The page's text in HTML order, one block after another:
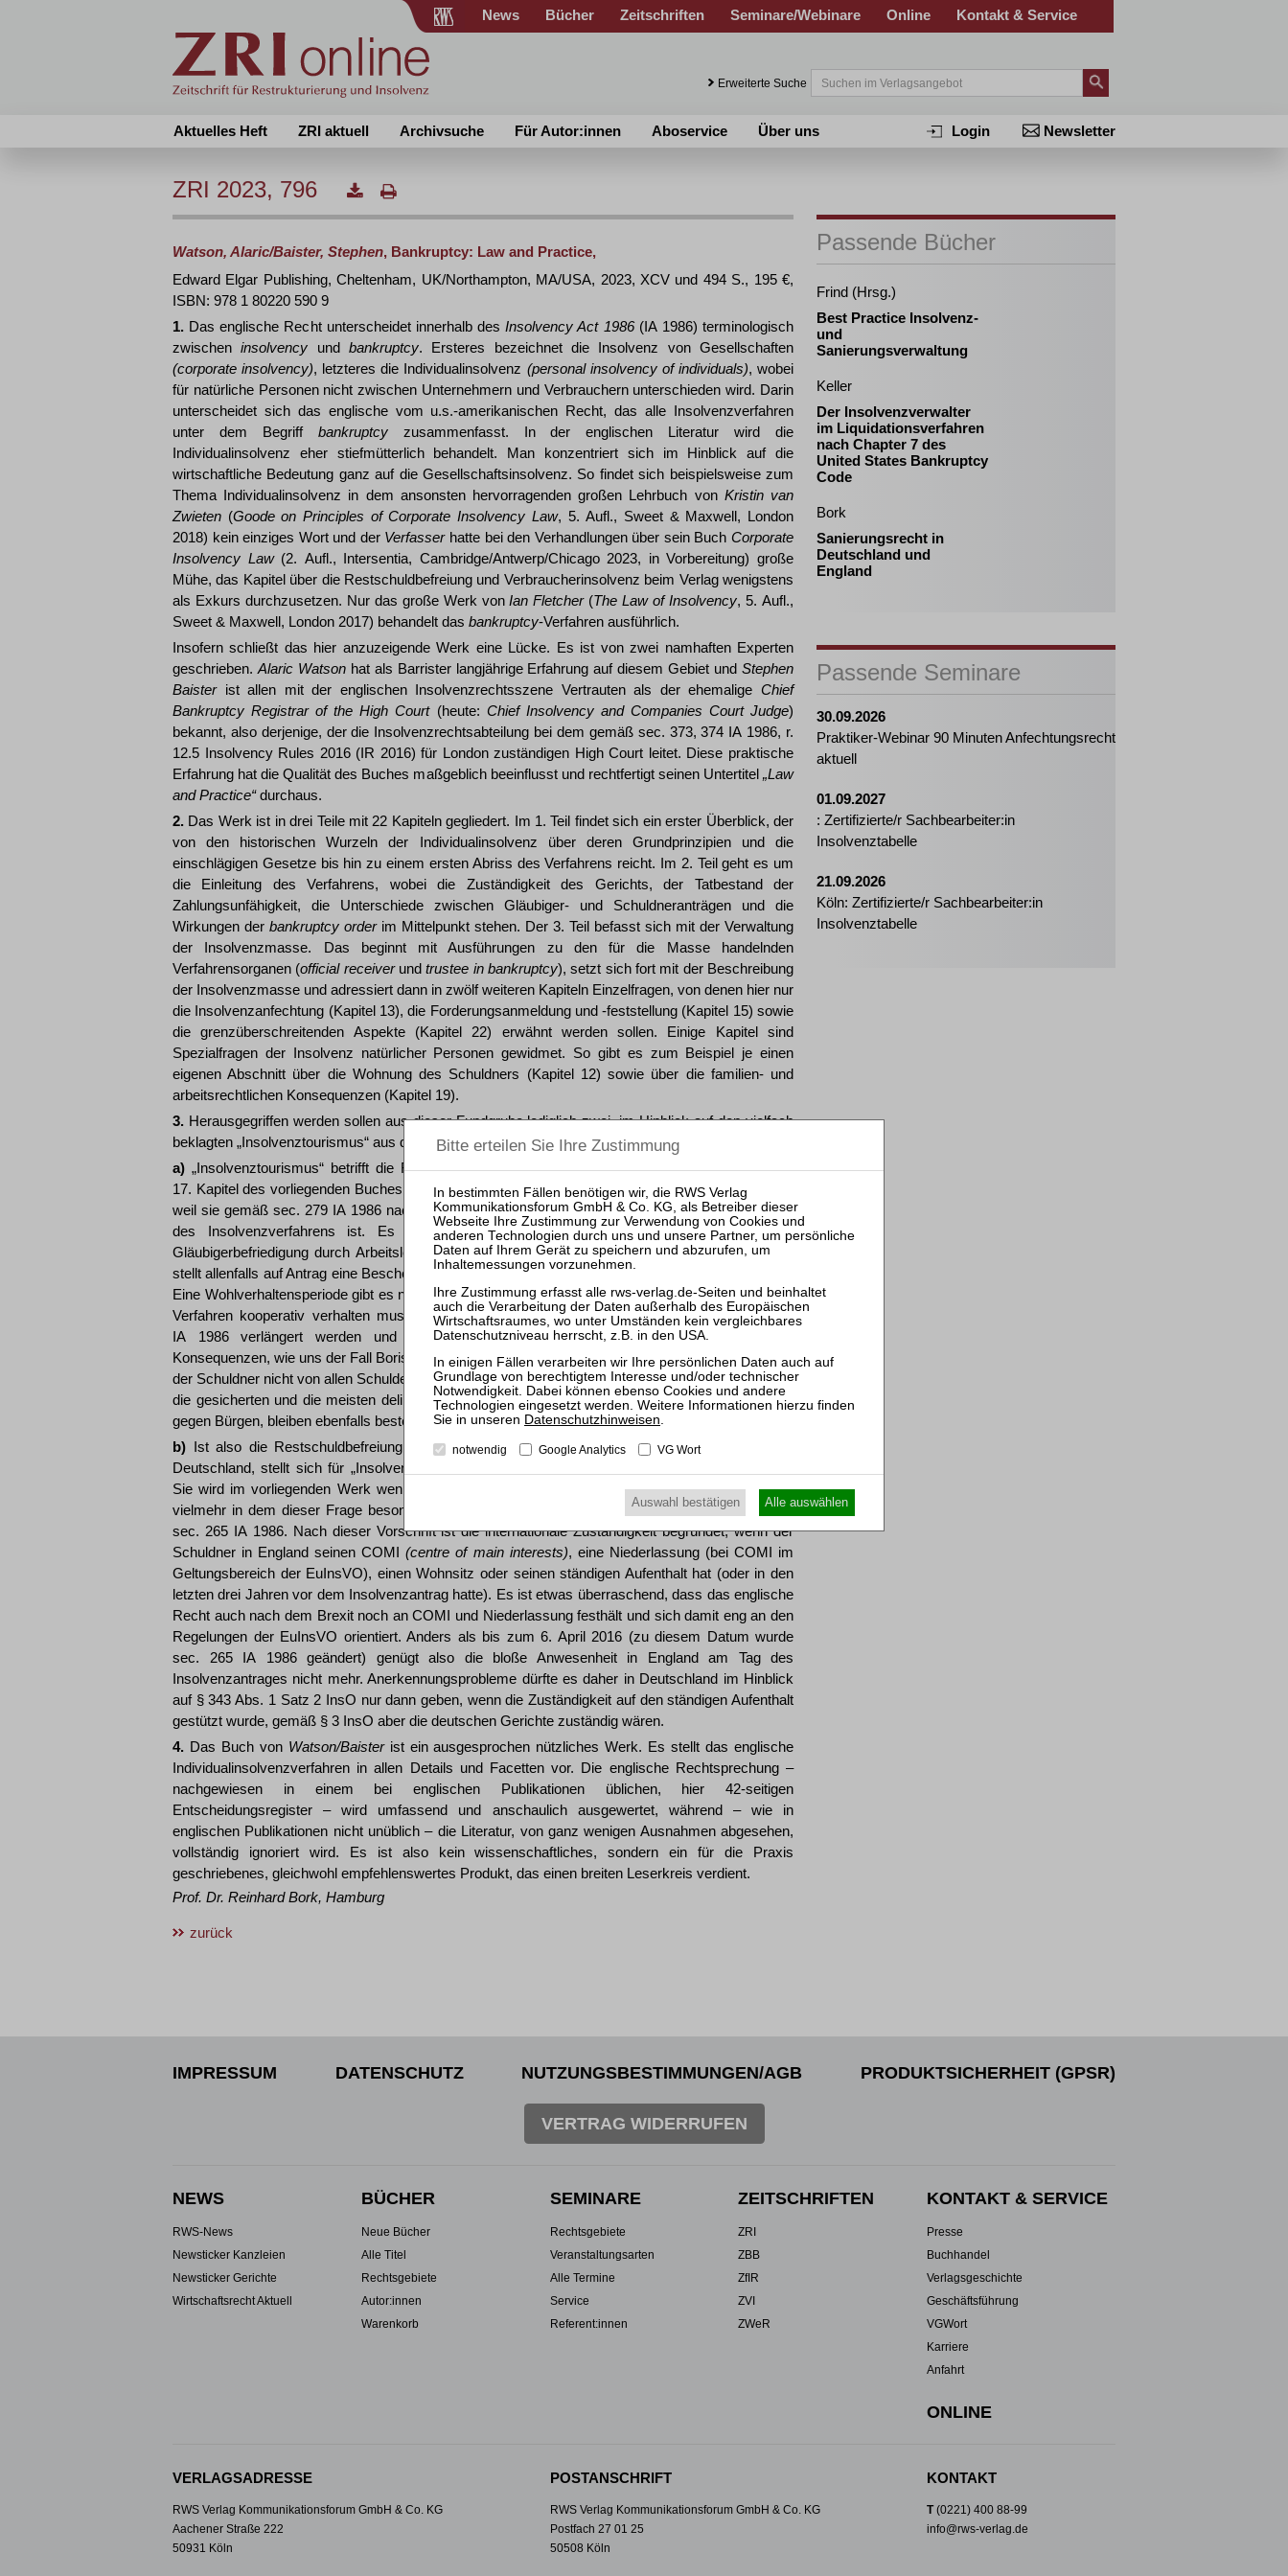
News Bücher Zeitschriften Seminare/Webinare Online Kontakt & Service
Erweiterte Suche
Aktuelles Heft ZRI aktuell Archivsuche Für Autor:innen Aboservice Über uns Newsletter
Login
ZRI 2023, 796
Watson, Alaric/Baister, Stephen, Bankruptcy: Law and Practice,
Edward Elgar Publishing, Cheltenham, UK/Northampton, MA/USA, 2023, XCV und 494 S., 195 €,
ISBN: 978 1 80220 590 9
1. Das englische Recht unterscheidet innerhalb desInsolvency Act 1986(IA 1986) terminologisch
zwischeninsolvency undbankruptcy. Ersteres bezeichnet die Insolvenz von Gesellschaften
(corporate insolvency), letzteres die Individualinsolvenz (personal insolvency of individuals), wobei
für natürliche Personen nicht zwischen Unternehmern und Verbrauchern unterschieden wird. Darin
unterscheidet sich das englische vom u.s.-amerikanischen Recht, das alle Insolvenzverfahren
unter dem Begriff bankruptcyzusammenfasst. In der englischen Literatur wird die
Individualinsolvenz eher stiefmütterlich behandelt. Man konzentriert sich im Hinblick auf die
wirtschaftliche Bedeutung ganz auf die Gesellschaftsinsolvenz. So findet sich beispielsweise zum
Thema Individualinsolvenz in dem ansonsten hervorragenden großen Lehrbuch von Kristin van
Zwieten (Goode on Principles of Corporate Insolvency Law, 5. Aufl., Sweet & Maxwell, London
2018) kein einziges Wort und der Verfasserhatte bei den Verhandlungen über sein BuchCorporate
Insolvency Law(2. Aufl., Intersentia, Cambridge/Antwerp/Chicago 2023, in Vorbereitung) große
Mühe, das Kapitel über die Restschuldbefreiung und Verbraucherinsolvenz beim Verlag wenigstens
als Exkurs durchzusetzen. Nur das große Werk vonIan Fletcher(The Law of Insolvency, 5. Aufl.,
Sweet & Maxwell, London 2017) behandelt das bankruptcy-Verfahren ausführlich.
Insofern schließt das hier anzuzeigende Werk eine Lücke. Es ist von zwei namhaften Experten
geschrieben. Alaric Watsonhat als Barrister langjährige Erfahrung auf diesem Gebiet undStephen
Baisterist allen mit der englischen Insolvenzrechtsszene Vertrauten als der ehemalige Chief
Bankruptcy Registrar of the High Court(heute: Chief Insolvency and Companies Court Judge)
bekannt, also derjenige, der die Insolvenzrechtsabteilung bei dem gemäß sec. 373, 374 IA 1986, r.
12.5 Insolvency Rules 2016 (IR 2016) für London zuständigen High Court leitet. Diese praktische
Erfahrung hat die Qualität des Buches maßgeblich beeinflusst und rechtfertigt seinen Untertitel „Law
and Practice“durchaus.
2. Das Werk ist in drei Teile mit 22 Kapiteln gegliedert. Im 1. Teil findet sich ein erster Überblick, der
von den historischen Wurzeln der Individualinsolvenz über deren Grundprinzipien und die
einschlägigen Gesetze bis hin zu einem ersten Abriss des Verfahrens reicht. Im 2. Teil geht es um
die Einleitung des Verfahrens, wobei die Zuständigkeit des Gerichts, der Tatbestand der
Zahlungsunfähigkeit, die Unterschiede zwischen Gläubiger- und Schuldneranträgen und die
Wirkungen der bankruptcy orderim Mittelpunkt stehen. Der 3. Teil befasst sich mit der Verwaltung
der Insolvenzmasse. Das beginnt mit Ausführungen zu den für die Masse handelnden
Verfahrensorganen (official receiverundtrustee in bankruptcy), setzt sich fort mit der Beschreibung
der Insolvenzmasse und adressiert dann in zwölf weiteren Kapiteln Einzelfragen, von denen hier nur
die Insolvenzanfechtung (Kapitel 13), die Forderungsanmeldung und -feststellung (Kapitel 15) sowie
die grenzüberschreitenden Aspekte (Kapitel 22) erwähnt werden sollen. Einige Kapitel sind
Spezialfragen der Insolvenz natürlicher Personen gewidmet. So gibt es zum Beispiel je einen
eigenen Abschnitt über die Wohnung des Schuldners (Kapitel 12) sowie über die familien- und
arbeitsrechtlichen Konsequenzen (Kapitel 19).
3. Herausgegriffen werden sollen aus dieser Fundgrube lediglich zwei, im Hinblick auf den vielfach
beklagten „Insolvenztourismus“ aus deutscher Sicht besonders interessante Aspekte.
a) „Insolvenztourismus“ betrifft die Restschuldbefreiung, in Englanddischargegenannt, der das
17. Kapitel des vorliegenden Buches gewidmet ist. Sie ist in England besonders leicht zu erlangen,
weil sie gemäß sec. 279 IA 1986 nach einer Verfahrensdauer von einem Jahr automatische Folge
des Insolvenzverfahrens ist. Es bedarf also weder eines Beitrags des Schuldners zur
Gläubigerbefriedigung durch Arbeitsleistung noch ergeht ein gerichtlicher Beschluss; das Gericht
stellt allenfalls auf Antrag eine Bescheinigung über die Restschuldbefreiung aus (r. 10.144 IR 2016).
Eine Wohlverhaltensperiode gibt es nur insoweit, als sich der Schuldner während dieses Jahres im
Verfahren kooperativ verhalten muss. Tut er das nicht, kann die Frist gemäß sec. 279 Abs. 3
IA 1986 verlängert werden und es drohen in gravierenden Fällen sogar strafrechtliche
Konsequenzen, wie uns der Fall Boris Becker eindrucksvoll gelehrt hat. Wie in Deutschland, so wird
der Schuldner nicht von allen Schulden befreit. Unberührt bleiben gemäß sec. 281 IA 1986 vor allem
die gesicherten und die meisten deliktischen Forderungen. Haftungsansprüche gegen Dritte, etwa
gegen Bürgen, bleiben ebenfalls bestehen.
b) Ist also die Restschuldbefreiung in England deutlich leichter und schneller erreichbar als in
Deutschland, stellt sich für „Insolvenztouristen“ die Frage nach der internationalen Zuständigkeit.
Sie wird im vorliegenden Werk weniger im 22. Kapitel über das Internationale Insolvenzrecht als
vielmehr in dem dieser Frage besonders gewidmeten 3. Kapitel behandelt. Die zentrale Norm ist
sec. 265 IA 1986. Nach dieser Vorschrift ist die internationale Zuständigkeit begründet, wenn der
Schuldner in England seinen COMI(centre of main interests), eine Niederlassung (bei COMI im
Geltungsbereich der EuInsVO), einen Wohnsitz oder seinen ständigen Aufenthalt hat (oder in den
letzten drei Jahren vor dem Insolvenzantrag hatte). Es ist etwas überraschend, dass das englische
Recht auch nach dem Brexit noch an COMI und Niederlassung festhält und sich damit eng an den
Regelungen der EuInsVO orientiert. Anders als bis zum 6. April 2016 (zu diesem Datum wurde
sec. 265 IA 1986 geändert) genügt also die bloße Anwesenheit in England am Tag des
Insolvenzantrages nicht mehr. Anerkennungsprobleme dürfte es daher in Deutschland im Hinblick
auf § 343 Abs. 1 Satz 2 InsO nur dann geben, wenn die Zuständigkeit auf den ständigen Aufenthalt
gestützt wurde, gemäß § 3 InsO aber die deutschen Gerichte zuständig wären.
4. Das Buch von Watson/Baisterist ein ausgesprochen nützliches Werk. Es stellt das englische
Individualinsolvenzverfahren in allen Details und Facetten vor. Die englische Rechtsprechung –
nachgewiesen in einem bei englischen Publikationen üblichen, hier 42-seitigen
Entscheidungsregister – wird umfassend und anschaulich ausgewertet, während – wie in
englischen Publikationen nicht unüblich – die Literatur, von ganz wenigen Ausnahmen abgesehen,
vollständig ignoriert wird. Es ist also kein wissenschaftliches, sondern ein für die Praxis
geschriebenes, gleichwohl empfehlenswertes Produkt, das einen breiten Leserkreis verdient.
Prof. Dr. Reinhard Bork, Hamburg
zurück
Passende Bücher
Frind (Hrsg.)
Best Practice Insolvenz-
und
Sanierungsverwaltung
Keller
Der Insolvenzverwalter
im Liquidationsverfahren
nach Chapter 7 des
United States Bankruptcy
Code
Bork
Sanierungsrecht in
Deutschland und
England
Passende Seminare
30.09.2026
Praktiker-Webinar 90 Minuten Anfechtungsrecht
aktuell
01.09.2027
: Zertifizierte/r Sachbearbeiter:in
Insolvenztabelle
21.09.2026
Köln: Zertifizierte/r Sachbearbeiter:in
Insolvenztabelle
IMPRESSUM DATENSCHUTZ NUTZUNGSBESTIMMUNGEN/AGB PRODUKTSICHERHEIT (GPSR)
VERTRAG WIDERRUFEN
NEWS
RWS-News
Newsticker Kanzleien
Newsticker Gerichte
Wirtschaftsrecht Aktuell
BÜCHER
Neue Bücher
Alle Titel
Rechtsgebiete
Autor:innen
Warenkorb
SEMINARE
Rechtsgebiete
Veranstaltungsarten
Alle Termine
Service
Referent:innen
ZEITSCHRIFTEN
ZRI
ZBB
ZfIR
ZVI
ZWeR
KONTAKT & SERVICE
Presse
Buchhandel
Verlagsgeschichte
Geschäftsführung
VGWort
Karriere
Anfahrt
ONLINE
VERLAGSADRESSE
RWS Verlag Kommunikationsforum GmbH & Co. KG
Aachener Straße 222
50931 Köln
POSTANSCHRIFT
RWS Verlag Kommunikationsforum GmbH & Co. KG
Postfach 27 01 25
50508 Köln
KONTAKT
T(0221) 400 88-99
info@rws-verlag.de
Datenschutzhinweisen.
notwendig Google Analytics VG Wort
Auswahl bestätigen Alle auswählen